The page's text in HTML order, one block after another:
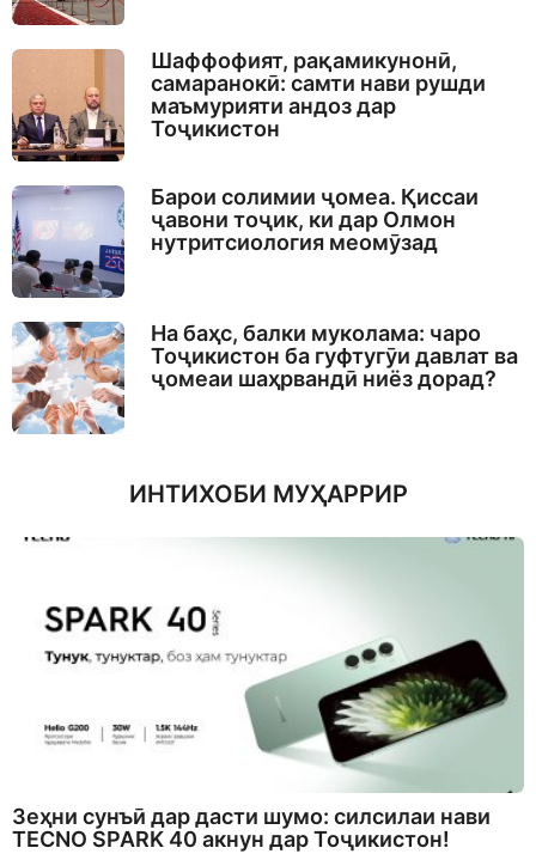
Шаффофият, рақамикунонӣ,
самаранокӣ: самти нави рушди
маъмурияти андоз дар
Тоҷикистон
Барои солимии ҷомеа. Қиссаи
ҷавони тоҷик, ки дар Олмон
нутритсиология меомӯзад
На баҳс, балки муколама: чаро
Тоҷикистон ба гуфтугӯи давлат ва
ҷомеаи шаҳрвандӣ ниёз дорад?
ИНТИХОБИ МУҲАРРИР
Зеҳни сунъӣ дар дасти шумо: силсилаи нави
TECNO SPARK 40 акнун дар Тоҷикистон!